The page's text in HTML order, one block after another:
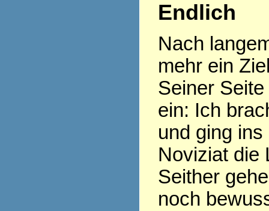
Endlich
Nach
mehr ein
Seiner
ein: Ich
und ging
Noviziat die
Seither
noch